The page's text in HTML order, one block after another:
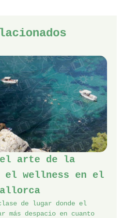
el arte de la
el wellness en el
de lugar donde el
más despacio en cuanto